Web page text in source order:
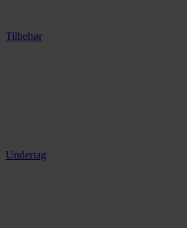
Tilbehør
Undertag